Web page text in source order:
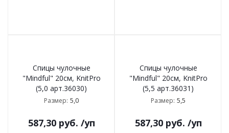
Спицы чулочные
"Mindful" 20см, KnitPro
(5,0 арт.36030)
Размер: 5,0
587,30руб. /уп
Спицы чулочные
"Mindful" 20см, KnitPro
(5,5 арт.36031)
Размер: 5,5
587,30руб. /уп